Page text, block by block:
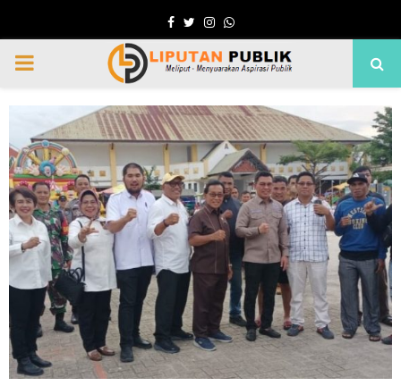
Facebook
TwitterInstagram
Whatsapp
PRIMARY
MENU